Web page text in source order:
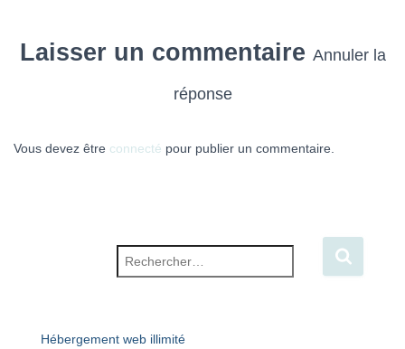
Laisser un commentaire Annuler la
réponse
Vous devez être connecté pour publier un commentaire.
Hébergement web illimité